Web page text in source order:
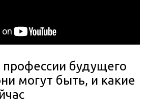
профессии будущего
могут быть, и какие